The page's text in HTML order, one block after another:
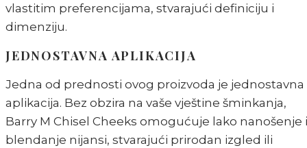
vlastitim preferencijama, stvarajući definiciju i
dimenziju.
JEDNOSTAVNA APLIKACIJA
Jedna od prednosti ovog proizvoda je jednostavna
aplikacija. Bez obzira na vaše vještine šminkanja,
Barry M Chisel Cheeks omogućuje lako nanošenje i
blendanje nijansi, stvarajući prirodan izgled ili